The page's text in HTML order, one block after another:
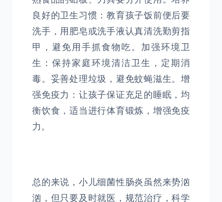
良好的卫生习惯：教育孩子饭前便后要
洗手，用肥皂或洗手液认真清洗勤剪指
甲，避免用手抓食物吃。加强环境卫
生：保持家庭环境清洁卫生，定期消
毒。妥善处理垃圾，避免蚊蝇滋生。增
强免疫力：让孩子保证充足的睡眠，均
衡饮食，适当进行体育锻炼，增强免疫
力。
总的来说，小儿细菌性肠炎虽然来势汹
汹，但只要及时就医，规范治疗，科学